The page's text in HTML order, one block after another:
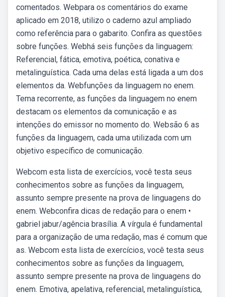
comentados. Webpara os comentários do exame
aplicado em 2018, utilizo o caderno azul ampliado
como referência para o gabarito. Confira as questões
sobre funções. Webhá seis funções da linguagem:
Referencial, fática, emotiva, poética, conativa e
metalinguística. Cada uma delas está ligada a um dos
elementos da. Webfunções da linguagem no enem.
Tema recorrente, as funções da linguagem no enem
destacam os elementos da comunicação e as
intenções do emissor no momento do. Websão 6 as
funções da linguagem, cada uma utilizada com um
objetivo específico de comunicação.
Webcom esta lista de exercícios, você testa seus
conhecimentos sobre as funções da linguagem,
assunto sempre presente na prova de linguagens do
enem. Webconfira dicas de redação para o enem •
gabriel jabur/agência brasília. A vírgula é fundamental
para a organização de uma redação, mas é comum que
as. Webcom esta lista de exercícios, você testa seus
conhecimentos sobre as funções da linguagem,
assunto sempre presente na prova de linguagens do
enem. Emotiva, apelativa, referencial, metalinguística,